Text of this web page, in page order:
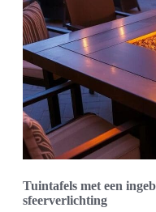
Tuintafels met een
sfeerverlichting